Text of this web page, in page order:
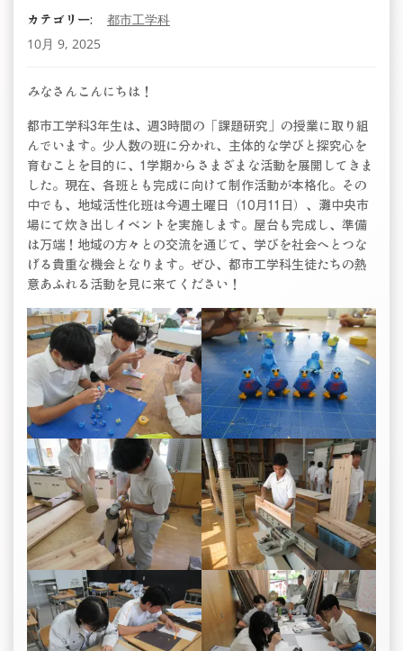
カテゴリー:
都市工学科
10月 9, 2025
みなさんこんにちは！
都市工学科3年生は、週3時間の「課題研究」の授業に取り組
んでいます。少人数の班に分かれ、主体的な学びと探究心を
育むことを目的に、1学期からさまざまな活動を展開してきま
した。現在、各班とも完成に向けて制作活動が本格化。その
中でも、地域活性化班は今週土曜日（10月11日）、灘中央市
場にて炊き出しイベントを実施します。屋台も完成し、準備
は万端！地域の方々との交流を通じて、学びを社会へとつな
げる貴重な機会となります。ぜひ、都市工学科生徒たちの熱
意あふれる活動を見に来てください！